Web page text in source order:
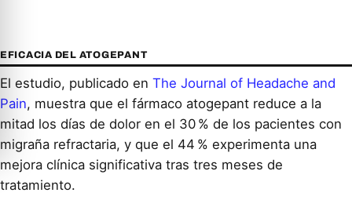
EFICACIA DEL ATOGEPANT
El estudio, publicado en The Journal of Headache and
Pain, muestra que el fármaco atogepant reduce a la
mitad los días de dolor en el 30 % de los pacientes con
migraña refractaria, y que el 44 % experimenta una
mejora clínica significativa tras tres meses de
tratamiento.